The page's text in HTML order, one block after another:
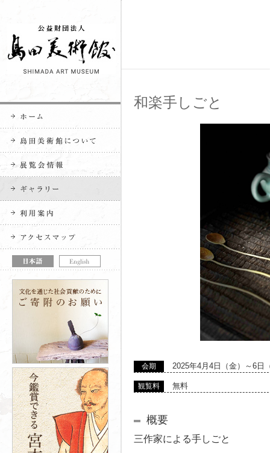
和楽手しごと
会期 2025年4月4日（金）～6日
観覧料 無料
概要
三作家による手しごと